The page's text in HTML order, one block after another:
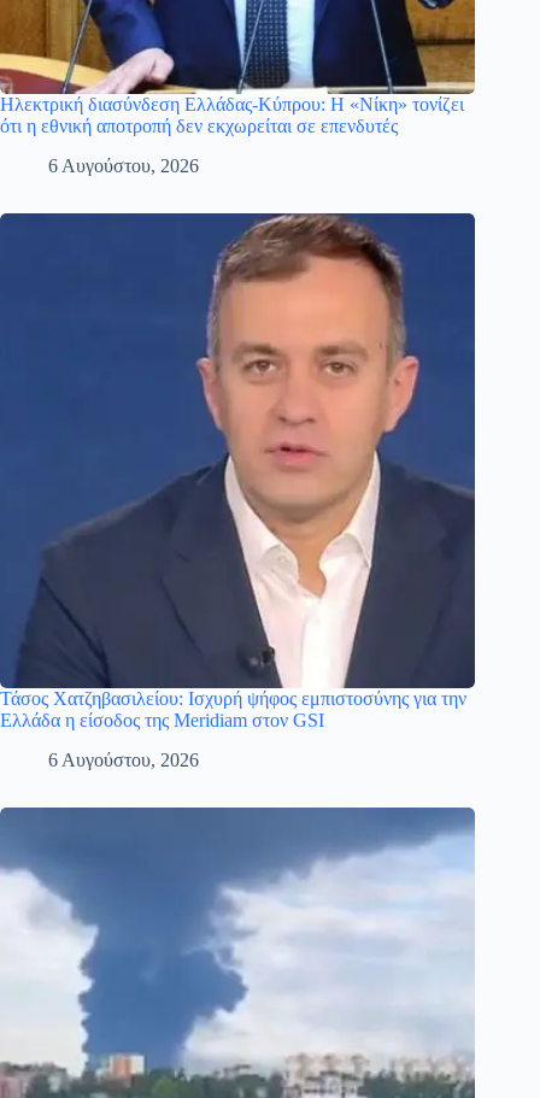
Ηλεκτρική διασύνδεση Ελλάδας-Κύπρου: Η «Νίκη» τονίζει
ότι η εθνική αποτροπή δεν εκχωρείται σε επενδυτές
6 Αυγούστου, 2026
Τάσος Χατζηβασιλείου: Ισχυρή ψήφος εμπιστοσύνης για την
Ελλάδα η είσοδος της Meridiam στον GSI
6 Αυγούστου, 2026